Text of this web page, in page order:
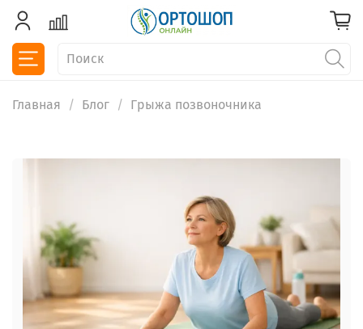
Главная Блог Грыжа позвоночника